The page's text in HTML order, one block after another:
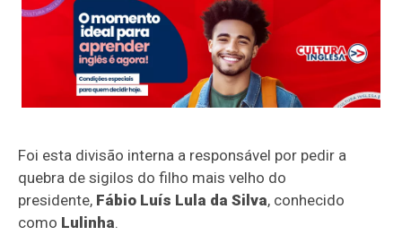
Foi esta divisão interna a responsável por pedir a
quebra de sigilos do filho mais velho do
presidente, Fábio Luís Lula da Silva, conhecido
como Lulinha.